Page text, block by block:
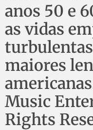
anos 50 e
as vidas
maiores
Music
Rights